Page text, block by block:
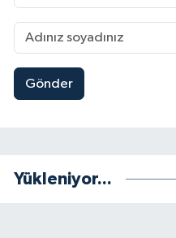
Gönder
Yükleniyor...